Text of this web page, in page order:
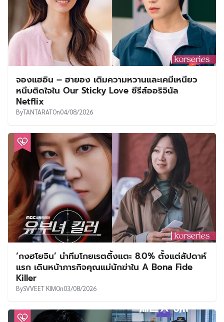
จองแฮอิน – ฮายอง เติมความหวานและเคมีเหนียว
หนึบติดใจใน Our Sticky Love ซีรีส์ออริจินัล
Netflix
ByTANTARATOn04/08/2026
‘กงฮโยจิน’ นำทีมโกยเรตติ้งแตะ 8.0% ตั้งแต่สัปดาห์
แรก เดินหน้าภารกิจคุณแม่นักฆ่าใน A Bona Fide
Killer
BySVVEET KIMOn03/08/2026